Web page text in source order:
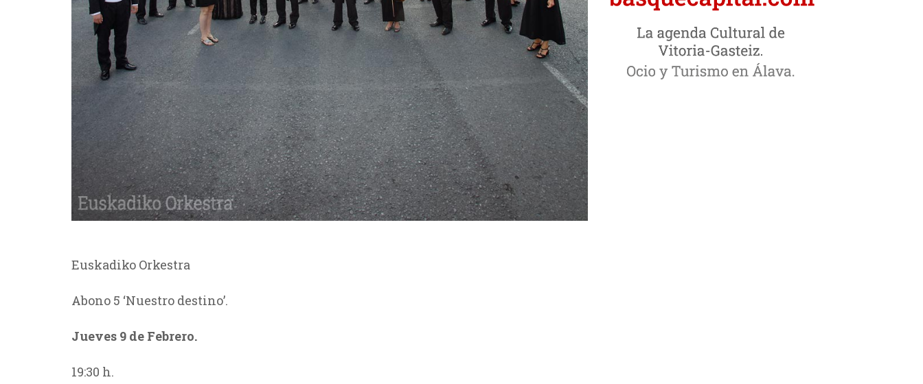
Euskadiko Orkestra
Abono 5 ‘Nuestro destino’.
Jueves 9 de Febrero.
19:30 h.